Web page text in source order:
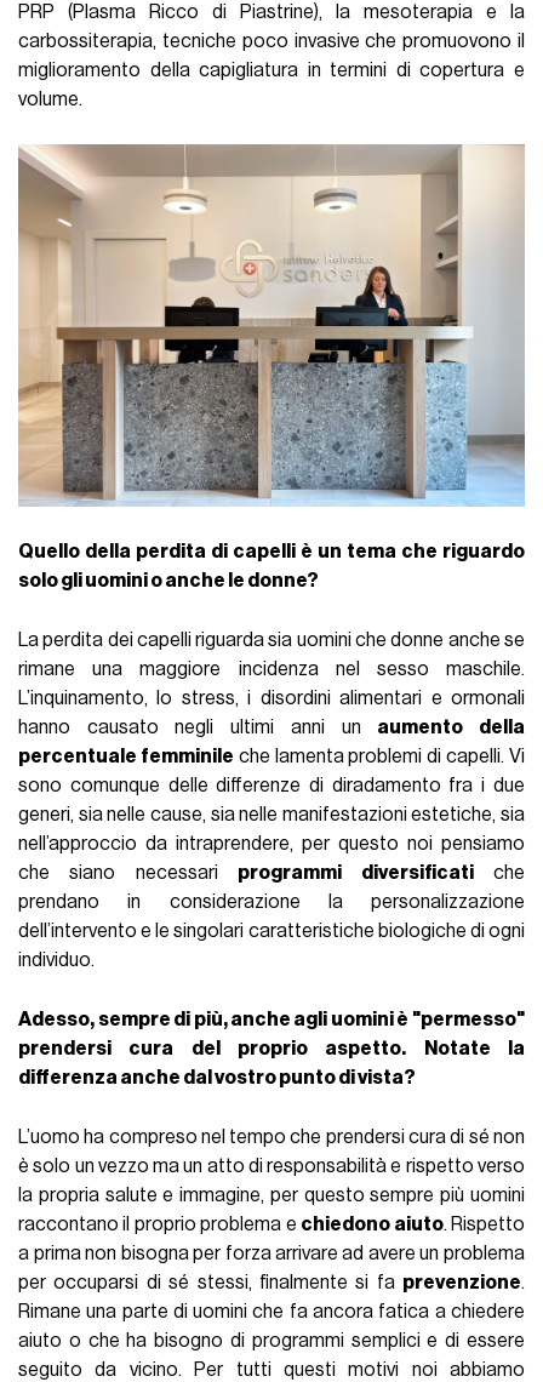
PRP (Plasma Ricco di Piastrine), la mesoterapia e la
carbossiterapia, tecniche poco invasive che promuovono il
miglioramento della capigliatura in termini di copertura e
volume.
Quello della perdita di capelli è un tema che riguardo
solo gli uomini o anche le donne?
La perdita dei capelli riguarda sia uomini che donne anche se
rimane una maggiore incidenza nel sesso maschile.
L’inquinamento, lo stress, i disordini alimentari e ormonali
hanno causato negli ultimi anni un aumento della
percentuale femminile che lamenta problemi di capelli. Vi
sono comunque delle differenze di diradamento fra i due
generi, sia nelle cause, sia nelle manifestazioni estetiche, sia
nell’approccio da intraprendere, per questo noi pensiamo
che siano necessari programmi diversificatiche
prendano in considerazione la personalizzazione
dell’intervento e le singolari caratteristiche biologiche di ogni
individuo.
Adesso, sempre di più, anche agli uomini è "permesso"
prendersi cura del proprio aspetto. Notate la
differenza anche dal vostro punto di vista?
L’uomo ha compreso nel tempo che prendersi cura di sé non
è solo un vezzo ma un atto di responsabilità e rispetto verso
la propria salute e immagine, per questo sempre più uomini
raccontano il proprio problema e chiedono aiuto. Rispetto
a prima non bisogna per forza arrivare ad avere un problema
per occuparsi di sé stessi, finalmente si fa prevenzione.
Rimane una parte di uomini che fa ancora fatica a chiedere
aiuto o che ha bisogno di programmi semplici e di essere
seguito da vicino. Per tutti questi motivi noi abbiamo